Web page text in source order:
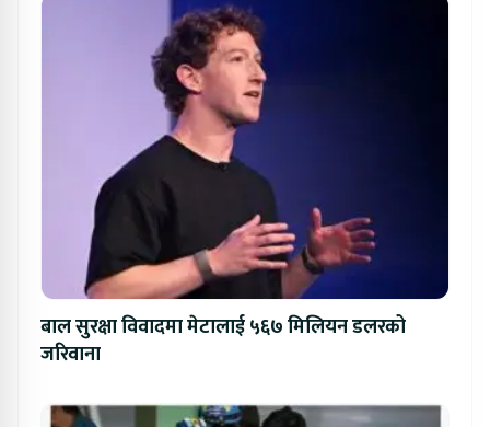
बाल सुरक्षा विवादमा मेटालाई ५६७ मिलियन डलरको
जरिवाना